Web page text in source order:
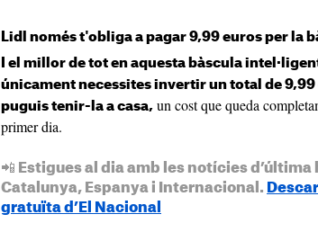
Lidl només t'obliga a pagar 9,99 euros per la
I el millor de tot en aquesta bàscula
únicament necessites invertir un total de 9,99
puguis tenir-la a casa, un cost que queda
primer dia.
📲 Estigues al dia amb les notícies d’última
Catalunya, Espanya i Internacional.
gratuïta d’El Nacional